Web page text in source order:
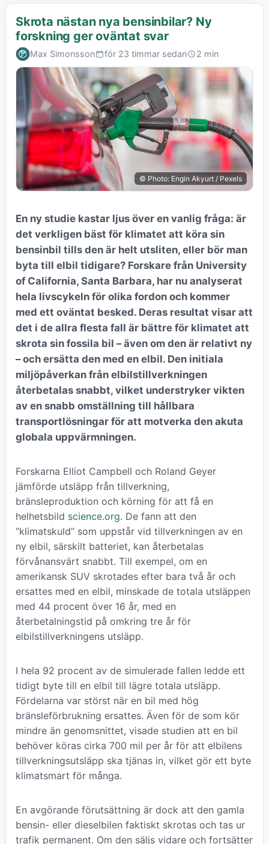
Skrota nästan nya bensinbilar? Ny
forskning ger oväntat svar
Max Simonsson för 23 timmar sedan 2 min
© Photo: Engin Akyurt / Pexels
En ny studie kastar ljus över en vanlig fråga: är
det verkligen bäst för klimatet att köra sin
bensinbil tills den är helt utsliten, eller bör man
byta till elbil tidigare? Forskare från University
of California, Santa Barbara, har nu analyserat
hela livscykeln för olika fordon och kommer
med ett oväntat besked. Deras resultat visar att
det i de allra flesta fall är bättre för klimatet att
skrota sin fossila bil – även om den är relativt ny
– och ersätta den med en elbil. Den initiala
miljöpåverkan från elbilstillverkningen
återbetalas snabbt, vilket understryker vikten
av en snabb omställning till hållbara
transportlösningar för att motverka den akuta
globala uppvärmningen.
Forskarna Elliot Campbell och Roland Geyer
jämförde utsläpp från tillverkning,
bränsleproduktion och körning för att få en
helhetsbild science.org. De fann att den
”klimatskuld” som uppstår vid tillverkningen av en
ny elbil, särskilt batteriet, kan återbetalas
förvånansvärt snabbt. Till exempel, om en
amerikansk SUV skrotades efter bara två år och
ersattes med en elbil, minskade de totala utsläppen
med 44 procent över 16 år, med en
återbetalningstid på omkring tre år för
elbilstillverkningens utsläpp.
I hela 92 procent av de simulerade fallen ledde ett
tidigt byte till en elbil till lägre totala utsläpp.
Fördelarna var störst när en bil med hög
bränsleförbrukning ersattes. Även för de som kör
mindre än genomsnittet, visade studien att en bil
behöver köras cirka 700 mil per år för att elbilens
tillverkningsutsläpp ska tjänas in, vilket gör ett byte
klimatsmart för många.
En avgörande förutsättning är dock att den gamla
bensin- eller dieselbilen faktiskt skrotas och tas ur
trafik permanent. Om den säljs vidare och fortsätter